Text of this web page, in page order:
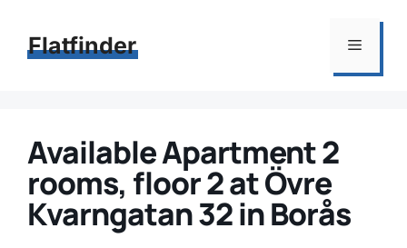
innehåll
Flatfinder Meny
Available Apartment 2
rooms, floor 2 at Övre
Kvarngatan 32 in Borås